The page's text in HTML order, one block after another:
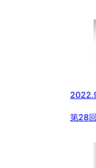
第28